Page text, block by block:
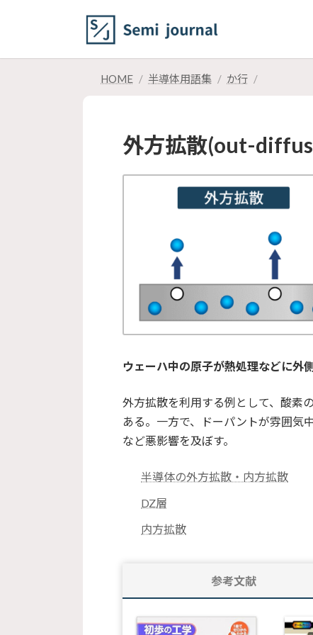
ン
ー
HOME 半導体用語集 か行
外方拡散(out-
ウェーハ中の原子が熱処理などに外
外方拡散を利用する例として、酸素
ある。一方で、ドーパントが雰囲気
など悪影響を及ぼす。
半導体の外方拡散・内方拡散
DZ層
内方拡散
参考文献